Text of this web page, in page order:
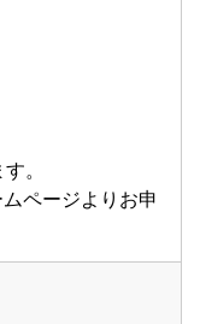
。
ページよりお申